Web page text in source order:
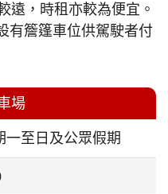
遠，時租亦較為便宜。
有簷篷車位供駕駛者付
場
一至日及公眾假期